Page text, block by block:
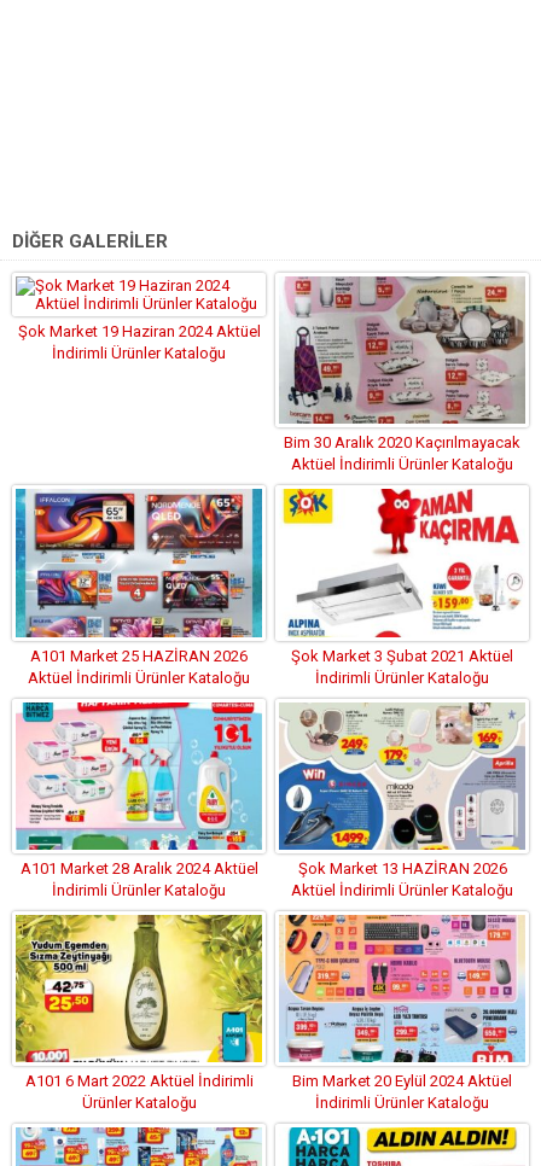
DİĞER GALERİLER
Şok Market 19 Haziran 2024 Aktüel
İndirimli Ürünler Kataloğu
Bim 30 Aralık 2020 Kaçırılmayacak
Aktüel İndirimli Ürünler Kataloğu
A101 Market 25 HAZİRAN 2026
Aktüel İndirimli Ürünler Kataloğu
Şok Market 3 Şubat 2021 Aktüel
İndirimli Ürünler Kataloğu
A101 Market 28 Aralık 2024 Aktüel
İndirimli Ürünler Kataloğu
Şok Market 13 HAZİRAN 2026
Aktüel İndirimli Ürünler Kataloğu
A101 6 Mart 2022 Aktüel İndirimli
Ürünler Kataloğu
Bim Market 20 Eylül 2024 Aktüel
İndirimli Ürünler Kataloğu